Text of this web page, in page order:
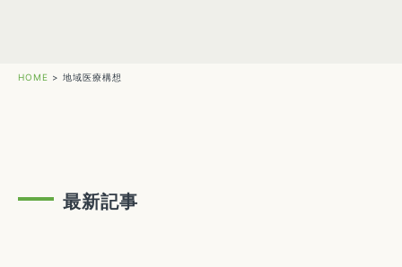
HOME > 地域医療構想
最新記事